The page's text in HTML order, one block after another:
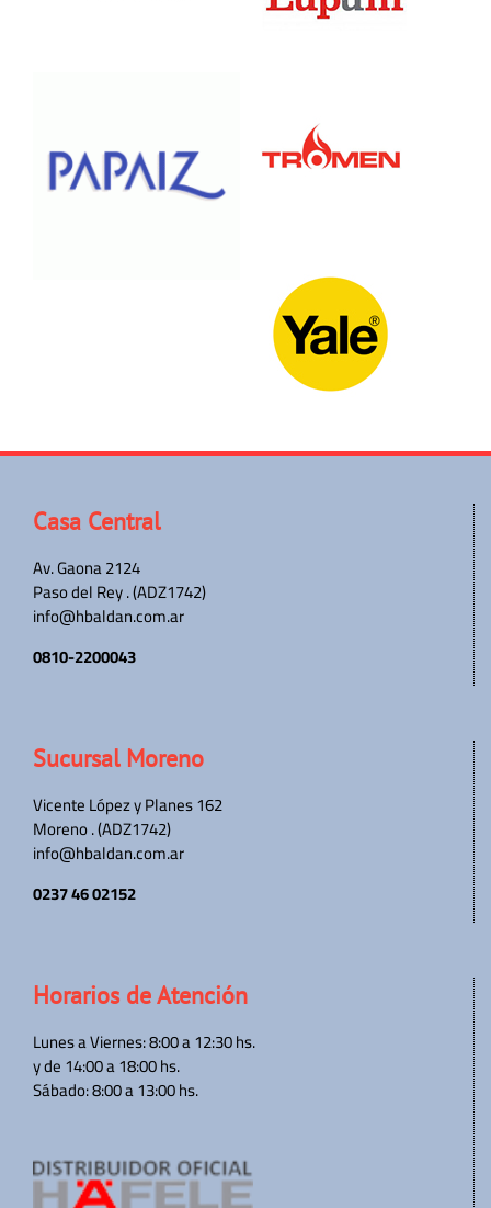
Casa Central
Av. Gaona 2124
Paso del Rey . (ADZ1742)
info@hbaldan.com.ar
0810-2200043
Sucursal Moreno
Vicente López y Planes 162
Moreno . (ADZ1742)
info@hbaldan.com.ar
0237 46 02152
Horarios de Atención
Lunes a Viernes: 8:00 a 12:30 hs.
y de 14:00 a 18:00 hs.
Sábado: 8:00 a 13:00 hs.